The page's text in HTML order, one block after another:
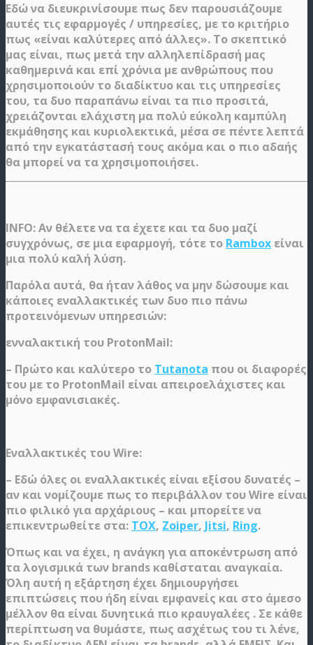
Εδώ να διευκρινίσουμε πως δεν παρουσιάζουμε
αυτές τις εφαρμογές / υπηρεσίες, με το κριτήριο
πως «είναι καλύτερες από άλλες». Το σκεπτικό
μας είναι, πως μετά την αλληλεπίδρασή μας
καθημερινά και επί χρόνια με ανθρώπους που
χρησιμοποιούν το διαδίκτυο και τις υπηρεσίες
του, τα δυο παραπάνω είναι τα πιο προσιτά,
χρειάζονται ελάχιστη μα πολύ εύκολη καμπύλη
εκμάθησης και κυριολεκτικά, μέσα σε πέντε λεπτά
από την εγκατάστασή τους ακόμα και ο πιο αδαής
θα μπορεί να τα χρησιμοποιήσει.
INFO: Αν θέλετε να τα έχετε και τα δυο μαζί
συγχρόνως, σε μια εφαρμογή, τότε το Rambox είναι
μια πολύ καλή λύση.
Παρόλα αυτά, θα ήταν λάθος να μην δώσουμε και
κάποιες εναλλακτικές των δυο πιο πάνω
προτεινόμενων υπηρεσιών:
ενναλακτική του ProtonMail:
– Πρώτο και καλύτερο το Tutanota που οι διαφορές
του με το ProtonMail είναι απειροελάχιστες και
μόνο εμφανισιακές.
Εναλλακτικές του Wire:
– Εδώ όλες οι εναλλακτικές είναι εξίσου δυνατές –
αν και νομίζουμε πως το περιβάλλον του Wire είναι
πιο φιλικό για αρχάριους – και μπορείτε να
επικεντρωθείτε στα: TOX, Zoiper, Jitsi, Ring.
Όπως και να έχει, η ανάγκη για αποκέντρωση από
τα λογισμικά των brands καθίσταται αναγκαία.
Όλη αυτή η εξάρτηση έχει δημιουργήσει
επιπτώσεις που ήδη είναι εμφανείς και στο άμεσο
μέλλον θα είναι δυνητικά πιο κραυγαλέες . Σε κάθε
περίπτωση να θυμάστε, πως ασχέτως του τι λένε,